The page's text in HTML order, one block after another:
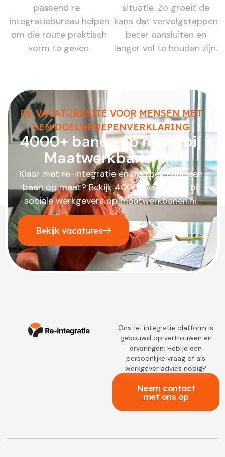
passend re-
integratiebureau helpen
om die route praktisch
vorm te geven.
situatie. Zo groeit de
kans dat vervolgstappen
beter aansluiten en
langer vol te houden zijn.
DE VACATURESITE VOOR MENSEN MET
EEN DOELGROEPENVERKLARING
4000+ banen op maat bij
Maatwerkbanen.nl
Klaar met re-integratie en op zoek naar een
baan op maat? Bekijk 4000+ vacatures bij
sociale werkgevers op maatwerkbanen.nl.
Bekijk vacatures
Ons re-integratie platform is
gebouwd op vertrouwen en
ervaringen. Heb je een
persoonlijke vraag of als
werkgever advies nodig?
Neem contact
met ons op